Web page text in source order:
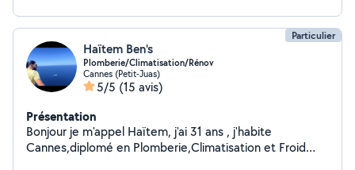
Particulier
Haïtem Ben's
Plomberie/Climatisation/Rénov
Cannes (Petit-Juas)
5/5 (15 avis)
Présentation
Bonjour je m'appel Haïtem, j'ai 31 ans , j'habite
Cannes,diplomé en Plomberie,Climatisation et Froid